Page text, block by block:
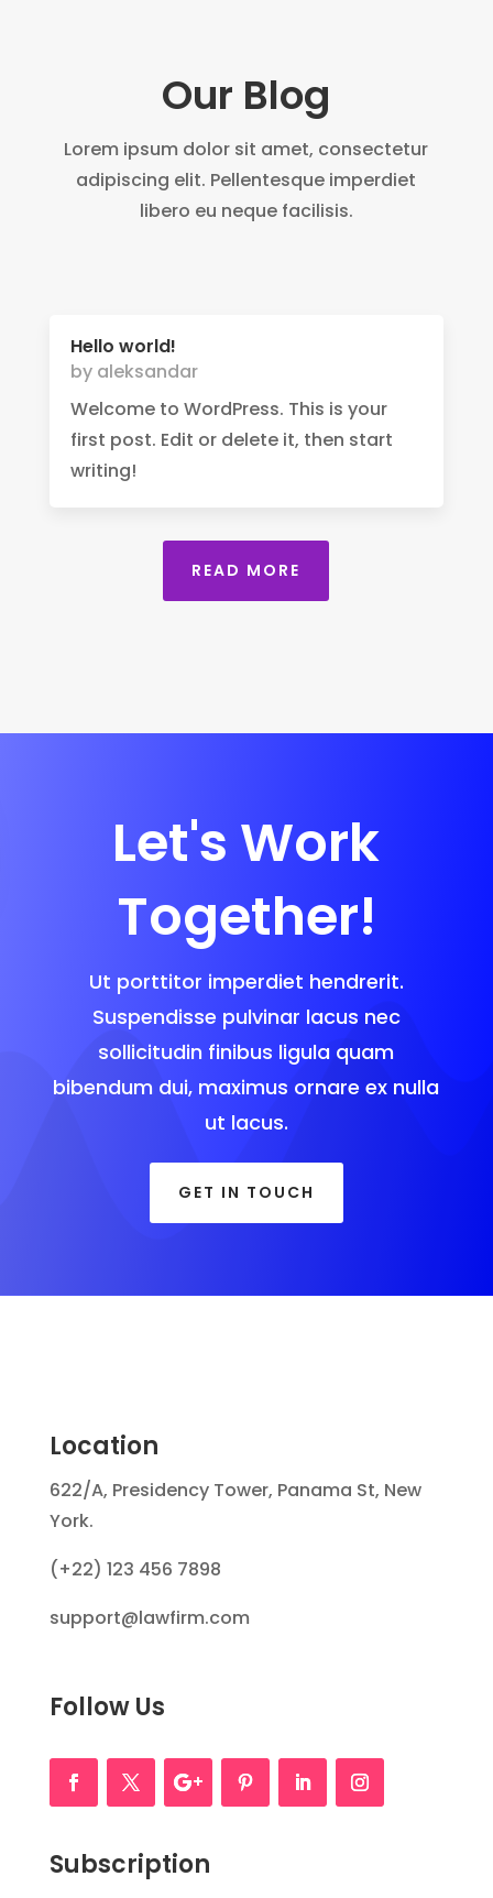
Our Blog
Lorem ipsum dolor sit amet, consectetur
adipiscing elit. Pellentesque imperdiet
libero eu neque facilisis.
Hello world!
by aleksandar
Welcome to WordPress. This is your
first post. Edit or delete it, then start
writing!
READ MORE
Let's Work
Together!
Ut porttitor imperdiet hendrerit.
Suspendisse pulvinar lacus nec
sollicitudin finibus ligula quam
bibendum dui, maximus ornare ex nulla
ut lacus.
GET IN TOUCH
Location
622/A, Presidency Tower, Panama St, New
York.
(+22) 123 456 7898
support@lawfirm.com
Follow Us
Subscription